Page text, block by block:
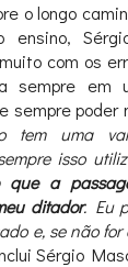
o longo
com os
sempre em
sempre poder
tem uma
isso
que a
ditador. Eu
e, se não for
Sérgio